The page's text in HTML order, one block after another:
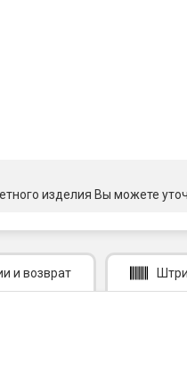
изделия Вы можете
и возврат